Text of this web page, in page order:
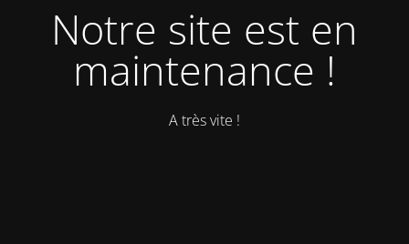
Notre site est en
maintenance !
A très vite !